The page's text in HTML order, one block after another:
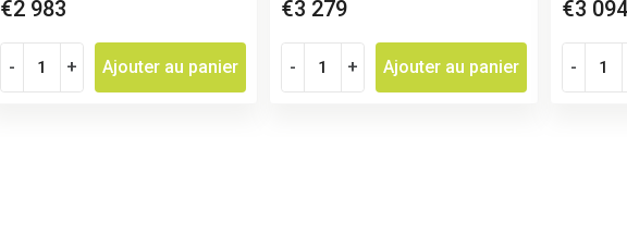
€2 983
- + Ajouter au panier
€3 279
- + Ajouter au panier
€3 094
-